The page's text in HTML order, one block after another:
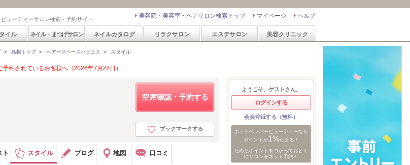
ューティーサロン検索・予約サイト ヘルプ
マイページ
美容院・美容室・ヘアサロン検索トップ
イル ネイル・まつげサロン ネイルカタログ リラクサロン エステサロン 美容クリニック
> 島根トップ> ヘアースペースハピエス > スタイル
約されているお客様へ（2026年7月28日）
空席確認・予約する
ブックマークする
ト スタイル ブログ 地図 口コミ
ようこそ、ゲストさん。
ログインする
会員登録する（無料）
ホットペッパービューティーなら
ポイントが1%たまる！
ためたポイントをつかっておとく
にサロンをネット予約！